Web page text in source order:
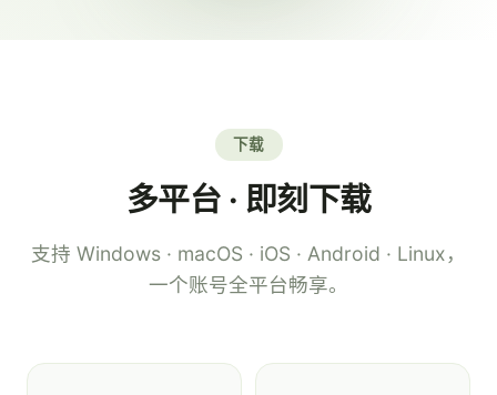
下载
多平台 · 即刻下载
支持 Windows · macOS · iOS · Android · Linux，
一个账号全平台畅享。